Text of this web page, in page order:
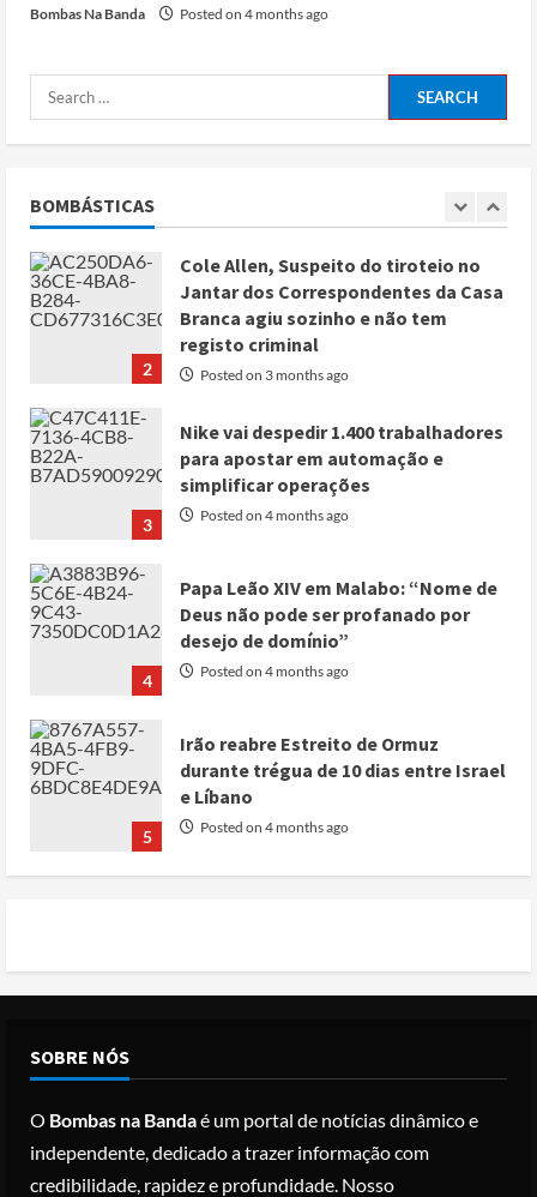
Bombas Na Banda Posted on 4 months ago
BOMBÁSTICAS
e Líbano
1
2
Cole Allen, Suspeito do tiroteio no
Jantar dos Correspondentes da Casa
Branca agiu sozinho e não tem
registo criminal
Posted on 3 months ago
3
Nike vai despedir 1.400 trabalhadores
para apostar em automação e
simplificar operações
Posted on 4 months ago
4
Papa Leão XIV em Malabo: “Nome de
Deus não pode ser profanado por
desejo de domínio”
Posted on 4 months ago
5
Irão reabre Estreito de Ormuz
durante trégua de 10 dias entre Israel
e Líbano
Posted on 4 months ago
1
Posted on 3 months ago
2
registo criminal
Posted on 3 months ago
SOBRE NÓS
O Bombas na Bandaé um portal de notícias dinâmico e
independente, dedicado a trazer informação com
credibilidade, rapidez e profundidade. Nosso